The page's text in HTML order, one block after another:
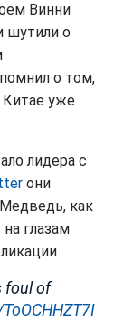
Винни
шутили о
о том,
Китае уже
лидера с
они
как
глазам
foul of